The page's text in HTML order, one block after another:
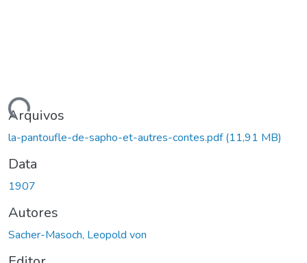
Arquivos
la-pantoufle-de-sapho-et-autres-contes.pdf(11,91 MB)
Data
1907
Autores
Sacher-Masoch, Leopold von